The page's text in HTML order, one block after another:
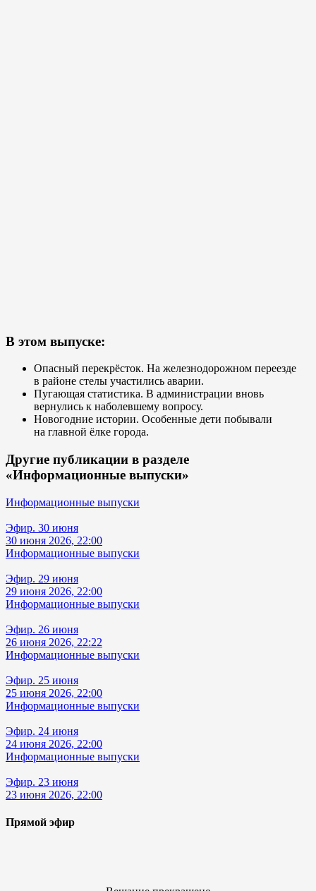
В этом выпуске:
Опасный перекрёсток. На железнодорожном переезде
в районе стелы участились аварии.
Пугающая статистика. В администрации вновь
вернулись к наболевшему вопросу.
Новогодние истории. Особенные дети побывали
на главной ёлке города.
Другие публикации в разделе
«Информационные выпуски»
Информационные выпуски
Эфир. 30 июня
30 июня 2026, 22:00
Информационные выпуски
Эфир. 29 июня
29 июня 2026, 22:00
Информационные выпуски
Эфир. 26 июня
26 июня 2026, 22:22
Информационные выпуски
Эфир. 25 июня
25 июня 2026, 22:00
Информационные выпуски
Эфир. 24 июня
24 июня 2026, 22:00
Информационные выпуски
Эфир. 23 июня
23 июня 2026, 22:00
Прямой эфир